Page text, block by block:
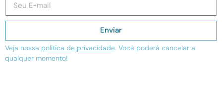
Enviar
Veja nossa política de privacidade. Você poderá cancelar a
qualquer momento!